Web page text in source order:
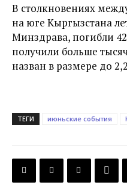
В столкновениях
на юге Кыргызстана
Минздрава, погибли
получили больше
назван в размере до
ТЕГИ июньские события